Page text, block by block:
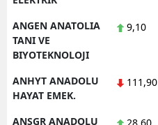
ANGEN ANATOLIA
TANI VE
BIYOTEKNOLOJI
9,10
ANHYT ANADOLU
HAYAT EMEK.
111,90
ANSGR ANADOLU